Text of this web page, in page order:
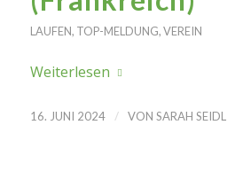
LAUFEN, TOP-MELDUNG,VEREIN
Weiterlesen
16. JUNI 2024 / VON SARAH SEIDL